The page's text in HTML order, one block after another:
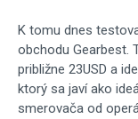
K tomu dnes
obchodu Gearbest.
približne 23USD a
ktorý sa javí ako
smerovača od